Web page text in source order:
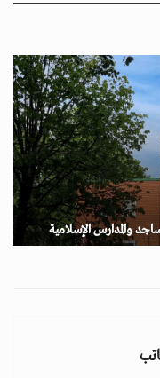
والمدارس الإسلامية